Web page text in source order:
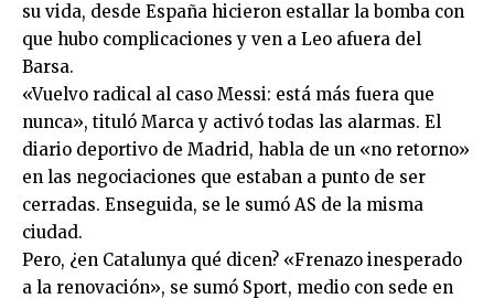
su vida, desde España hicieron estallar la bomba con
que hubo complicaciones y ven a Leo afuera del
Barsa.
«Vuelvo radical al caso Messi: está más fuera que
nunca», tituló Marca y activó todas las alarmas. El
diario deportivo de Madrid, habla de un «no retorno»
en las negociaciones que estaban a punto de ser
cerradas. Enseguida, se le sumó AS de la misma
ciudad.
Pero, ¿en Catalunya qué dicen? «Frenazo inesperado
a la renovación», se sumó Sport, medio con sede en